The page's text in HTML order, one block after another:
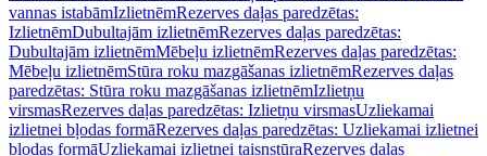
vannas istabāmIzlietnēmRezerves daļas paredzētas:
IzlietnēmDubultajām izlietnēmRezerves daļas paredzētas:
Dubultajām izlietnēmMēbeļu izlietnēmRezerves daļas paredzētas:
Mēbeļu izlietnēmStūra roku mazgāšanas izlietnēmRezerves daļas
paredzētas: Stūra roku mazgāšanas izlietnēmIzlietņu
virsmasRezerves daļas paredzētas: Izlietņu virsmasUzliekamai
izlietnei bļodas formāRezerves daļas paredzētas: Uzliekamai izlietnei
bļodas formāUzliekamai izlietnei taisnstūraRezerves daļas